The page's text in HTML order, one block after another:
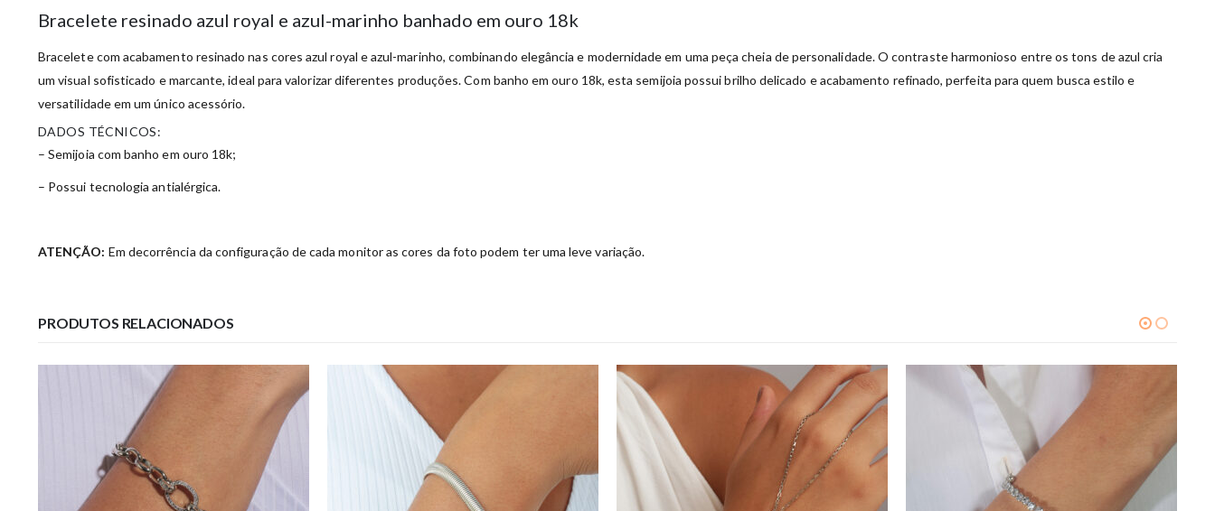
Bracelete resinado azul royal e azul-marinho banhado em ouro 18k
Bracelete com acabamento resinado nas cores azul royal e azul-marinho, combinando elegância e modernidade em uma peça cheia de personalidade. O contraste harmonioso entre os tons de azul cria
um visual sofisticado e marcante, ideal para valorizar diferentes produções. Com banho em ouro 18k, esta semijoia possui brilho delicado e acabamento refinado, perfeita para quem busca estilo e
versatilidade em um único acessório.
DADOS TÉCNICOS:
– Semijoia com banho em ouro 18k;
– Possui tecnologia antialérgica.
ATENÇÃO: Em decorrência da configuração de cada monitor as cores da foto podem ter uma leve variação.
PRODUTOS RELACIONADOS